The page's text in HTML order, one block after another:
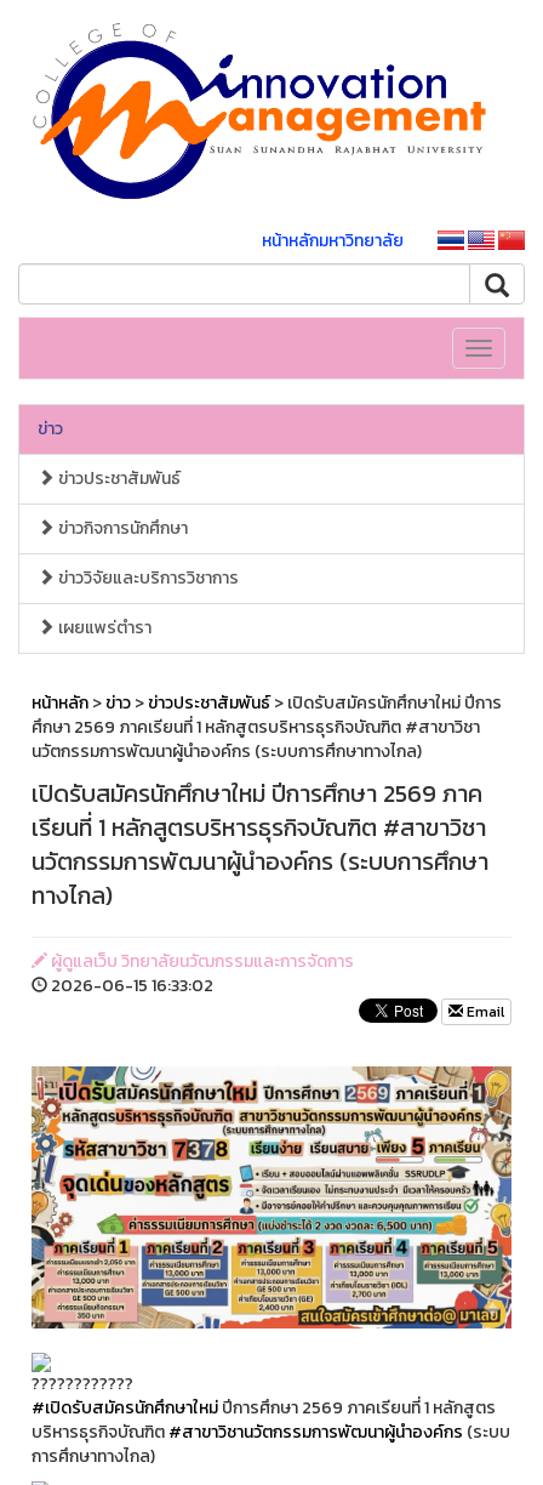
หน้าหลักมหาวิทยาลัย
Toggle
ข่าว
ข่าวประชาสัมพันธ์
ข่าวกิจการนักศึกษา
ข่าววิจัยและบริการวิชาการ
เผยแพร่ตำรา
หน้าหลัก>ข่าว>ข่าวประชาสัมพันธ์> เปิดรับสมัครนักศึกษาใหม่ ปีการ
ศึกษา 2569 ภาคเรียนที่ 1 หลักสูตรบริหารธุรกิจบัณฑิต #สาขาวิชา
นวัตกรรมการพัฒนาผู้นำองค์กร (ระบบการศึกษาทางไกล)
เปิดรับสมัครนักศึกษาใหม่ ปีการศึกษา 2569 ภาค
เรียนที่ 1 หลักสูตรบริหารธุรกิจบัณฑิต #สาขาวิชา
นวัตกรรมการพัฒนาผู้นำองค์กร (ระบบการศึกษา
ทางไกล)
ผู้ดูแลเว็บ วิทยาลัยนวัฒกรรมและการจัดการ
2026-06-15 16:33:02
Email
#เปิดรับสมัครนักศึกษาใหม่ปีการศึกษา 2569 ภาคเรียนที่ 1 หลักสูตร
บริหารธุรกิจบัณฑิต#สาขาวิชานวัตกรรมการพัฒนาผู้นำองค์กร (ระบบ
การศึกษาทางไกล)